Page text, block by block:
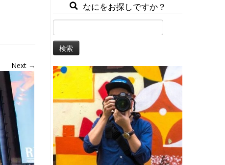
Next →
なにをお探しですか？
索: